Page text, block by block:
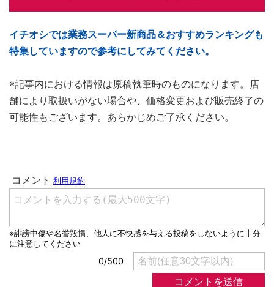
イチオシでは業務スーパー新商品＆おすすめランキングも
特集していますので参考にしてみてください。
※記事内における情報は原稿執筆時のものになります。店
舗により取扱いがない場合や、価格変更および販売終了の
可能性もございます。あらかじめご了承ください。